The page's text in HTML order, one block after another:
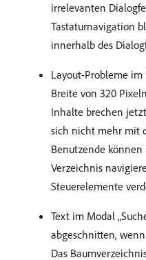
irrelevanten
Tastaturnavigation
innerhalb des
Layout-Probleme im
Breite von 320
Inhalte brechen
sich nicht mehr mit
Benutzende können
Verzeichnis
Steuerelemente
Text im Modal
abgeschnitten,
Das